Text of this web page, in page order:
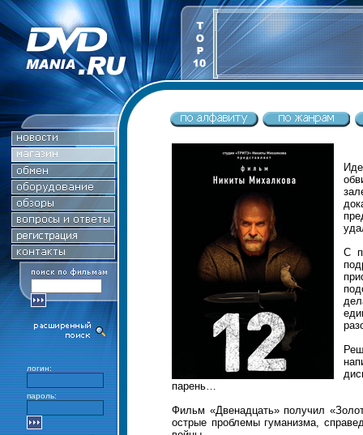
логин:
пароль:
С
парень…
Фильм «Двенадцать» получил
острые проблемы гуманизма,